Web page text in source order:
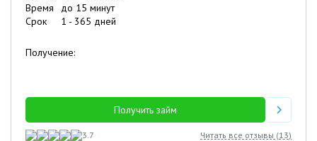
Время
до 15 минут
Срок
1 - 365 дней
Получение:
Получить займ
3.7 Читать все отзывы (13)